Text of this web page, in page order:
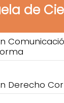
de
Derecho